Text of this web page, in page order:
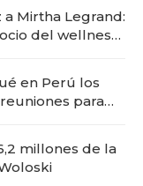
Mirtha Legrand:
del wellness
en Perú los
para
millones de la